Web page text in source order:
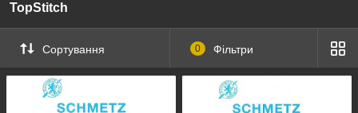
TopStitch
Сортування 0 Фільтри